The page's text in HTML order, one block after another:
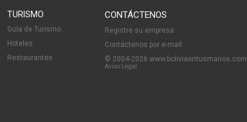
TURISMO
Guía de Turismo
Hoteles
Restaurantes
CONTÁCTENOS
Registre su empresa
Contáctenos por e-mail
© 2004-2026 www.boliviaentusmanos.com
Aviso Legal